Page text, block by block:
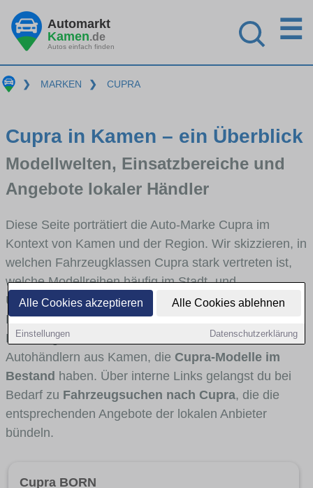
Alle Cookies akzeptieren Alle Cookies ablehnen
Einstellungen Datenschutzerklärung
Automarkt
Kamen.de
Autos einfach finden
☰
❯ MARKEN ❯ CUPRA
Cupra in Kamen – ein Überblick
Modellwelten, Einsatzbereiche und
Angebote lokaler Händler
Diese Seite porträtiert die Auto-Marke Cupra im
Kontext von Kamen und der Region. Wir skizzieren, in
welchen Fahrzeugklassen Cupra stark vertreten ist,
welche Modellreihen häufig im Stadt- und
Umlandverkehr zu sehen sind und für welche
Fahrertypen die Marke interessant ist. Viele
Fahrzeuge stammen von Autohäusern und
Autohändlern aus Kamen, die Cupra-Modelle im
Bestand haben. Über interne Links gelangst du bei
Bedarf zu Fahrzeugsuchen nach Cupra, die die
entsprechenden Angebote der lokalen Anbieter
bündeln.
Cupra BORN